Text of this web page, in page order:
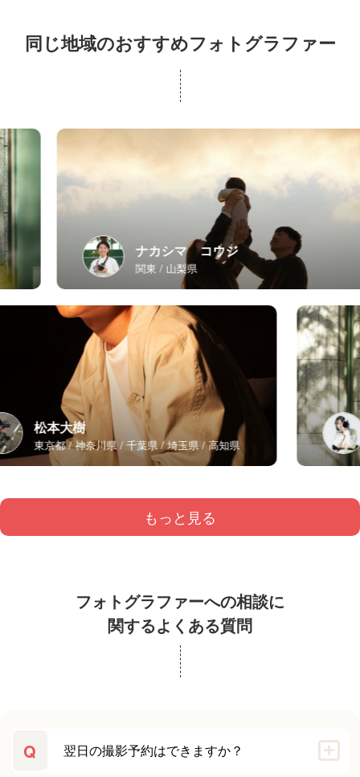
同じ地域のおすすめフォトグラファー
ナカシマ コウジ
関東 山梨県
松本大樹
東京都 神奈川県 千葉県 埼玉県
もっと見る
フォトグラファーへの相談に
関するよくある質問
Q 翌日の撮影予約はできますか？